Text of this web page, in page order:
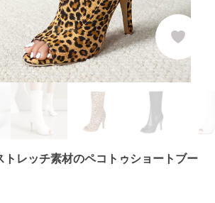
トレッチ素材のペコトゥショートブー